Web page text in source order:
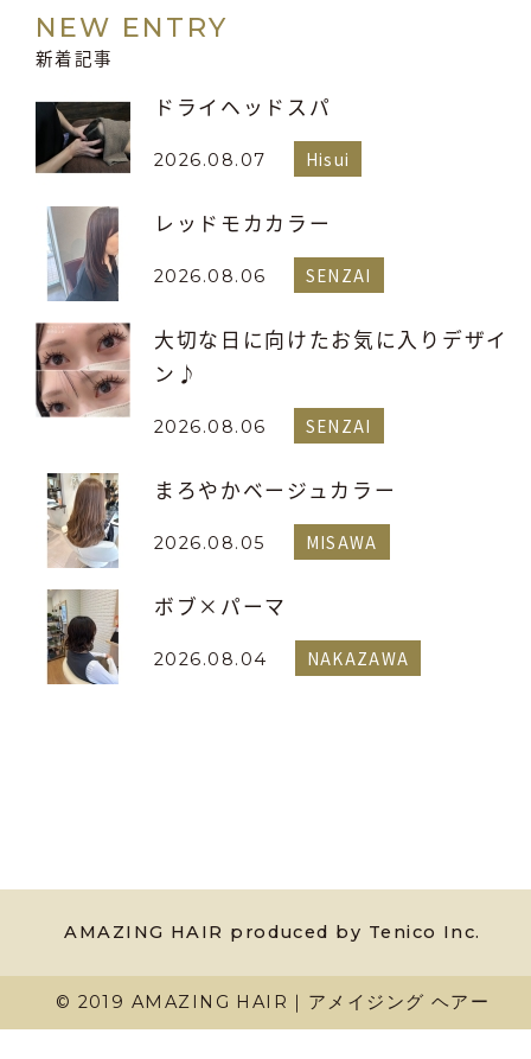
NEW ENTRY
新着記事
ドライヘッドスパ
2026.08.07 Hisui
レッドモカカラー
2026.08.06 SENZAI
大切な日に向けたお気に入りデザイ
ン♪
2026.08.06 SENZAI
まろやかベージュカラー
2026.08.05 MISAWA
ボブ×パーマ
2026.08.04 NAKAZAWA
AMAZING HAIR produced by Tenico Inc.
© 2019 AMAZING HAIR｜アメイジング ヘアー